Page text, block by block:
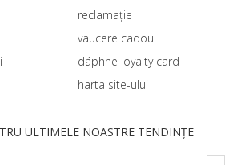
ULTIMELE NOASTRE TENDINȚE
reclamație
vaucere cadou
dáphnе loyalty card
harta site-ului